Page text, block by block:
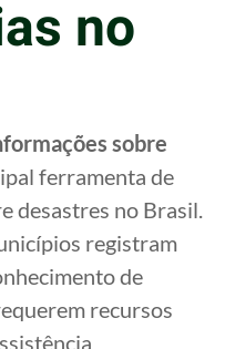
no
sobre
ferramenta de
desastres no Brasil.
registram
de
recursos